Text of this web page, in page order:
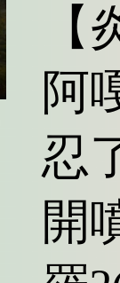
阿
忍
開